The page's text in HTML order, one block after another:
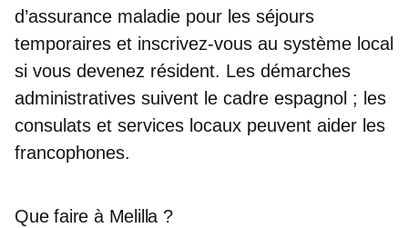
d’assurance maladie pour les séjours
temporaires et inscrivez-vous au système local
si vous devenez résident. Les démarches
administratives suivent le cadre espagnol ; les
consulats et services locaux peuvent aider les
francophones.
Que faire à Melilla ?